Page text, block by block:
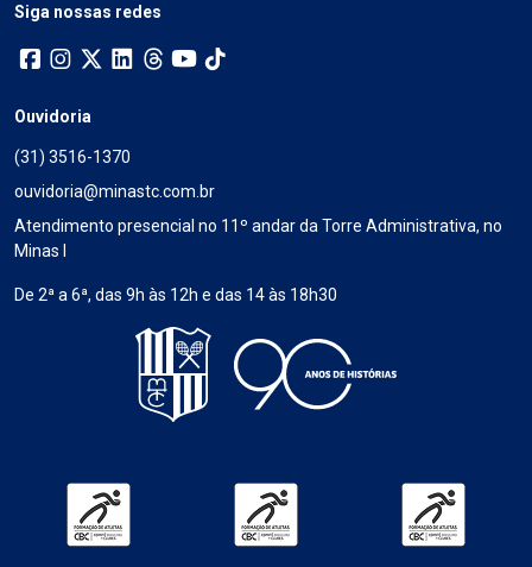
Siga nossas redes
Ouvidoria
(31) 3516-1370
ouvidoria@minastc.com.br
Atendimento presencial no 11º andar da Torre Administrativa, no
Minas I
De 2ª a 6ª, das 9h às 12h e das 14 às 18h30